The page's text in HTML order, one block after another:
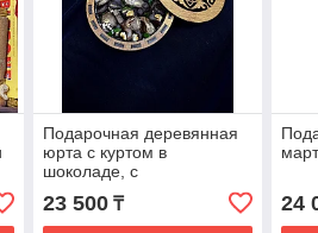
Подарочная деревянная
юрта с куртом в
шоколаде, с
сухофруктами в шоколаде
23 500₸ 24